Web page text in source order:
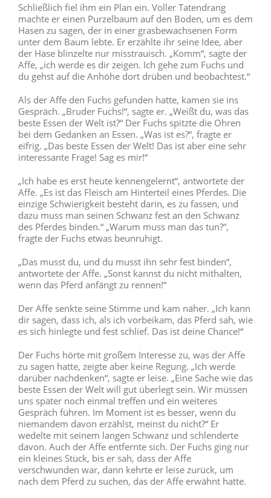
Schließlich fiel ihm ein Plan ein. Voller Tatendrang
machte er einen Purzelbaum auf den Boden, um es dem
Hasen zu sagen, der in einer grasbewachsenen Form
unter dem Baum lebte. Er erzählte ihr seine Idee, aber
der Hase blinzelte nur misstrauisch. „Komm“, sagte der
Affe, „ich werde es dir zeigen. Ich gehe zum Fuchs und
du gehst auf die Anhöhe dort drüben und beobachtest.“
Als der Affe den Fuchs gefunden hatte, kamen sie ins
Gespräch. „Bruder Fuchs!“, sagte er. „Weißt du, was das
beste Essen der Welt ist?“ Der Fuchs spitzte die Ohren
bei dem Gedanken an Essen. „Was ist es?“, fragte er
eifrig. „Das beste Essen der Welt! Das ist aber eine sehr
interessante Frage! Sag es mir!“
„Ich habe es erst heute kennengelernt“, antwortete der
Affe. „Es ist das Fleisch am Hinterteil eines Pferdes. Die
einzige Schwierigkeit besteht darin, es zu fassen, und
dazu muss man seinen Schwanz fest an den Schwanz
des Pferdes binden.“ „Warum muss man das tun?“,
fragte der Fuchs etwas beunruhigt.
„Das musst du, und du musst ihn sehr fest binden“,
antwortete der Affe. „Sonst kannst du nicht mithalten,
wenn das Pferd anfängt zu rennen!“
Der Affe senkte seine Stimme und kam näher. „Ich kann
dir sagen, dass ich, als ich vorbeikam, das Pferd sah, wie
es sich hinlegte und fest schlief. Das ist deine Chance!“
Der Fuchs hörte mit großem Interesse zu, was der Affe
zu sagen hatte, zeigte aber keine Regung. „Ich werde
darüber nachdenken“, sagte er leise. „Eine Sache wie das
beste Essen der Welt will gut überlegt sein. Wir müssen
uns später noch einmal treffen und ein weiteres
Gespräch führen. Im Moment ist es besser, wenn du
niemandem davon erzählst, meinst du nicht?“ Er
wedelte mit seinem langen Schwanz und schlenderte
davon. Auch der Affe entfernte sich. Der Fuchs ging nur
ein kleines Stück, bis er sah, dass der Affe
verschwunden war, dann kehrte er leise zurück, um
nach dem Pferd zu suchen, das der Affe erwähnt hatte.